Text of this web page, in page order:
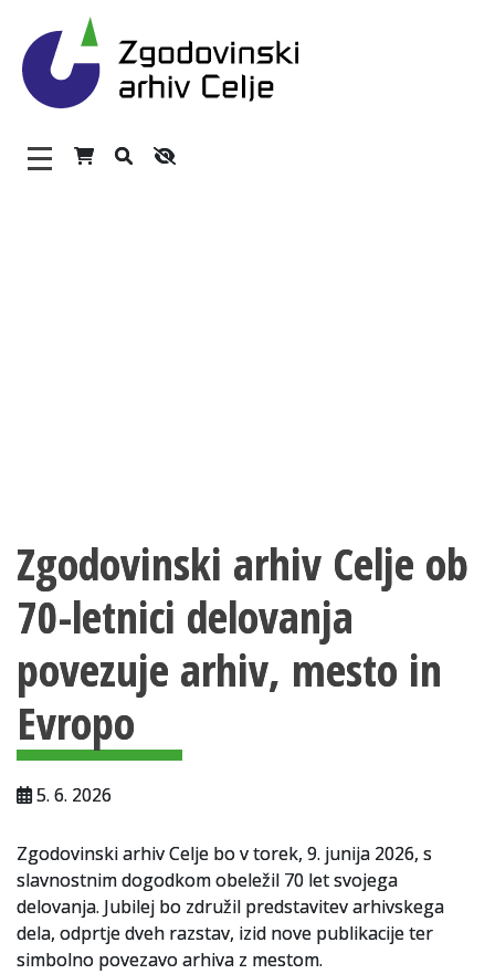
Zgodovinski arhiv Celje –
Glavni meni
Vloga za upravne namene
Vloga za čitalnico
Vodnik po fondih in zbirkah
VAČ – VIRTUALNA ARHIVSKA ČITALNICA
Za ustvarjalce
Strokovna usposabljanja za uslužbence
Gradivo
Register ustvarjalcev
Arhivske škatle
Zgodovinski arhiv Celje ob
70-letnici delovanja
povezuje arhiv, mesto in
Evropo
5. 6. 2026
Zgodovinski arhiv Celje bo v torek, 9. junija 2026, s
slavnostnim dogodkom obeležil 70 let svojega
delovanja. Jubilej bo združil predstavitev arhivskega
dela, odprtje dveh razstav, izid nove publikacije ter
simbolno povezavo arhiva z mestom.